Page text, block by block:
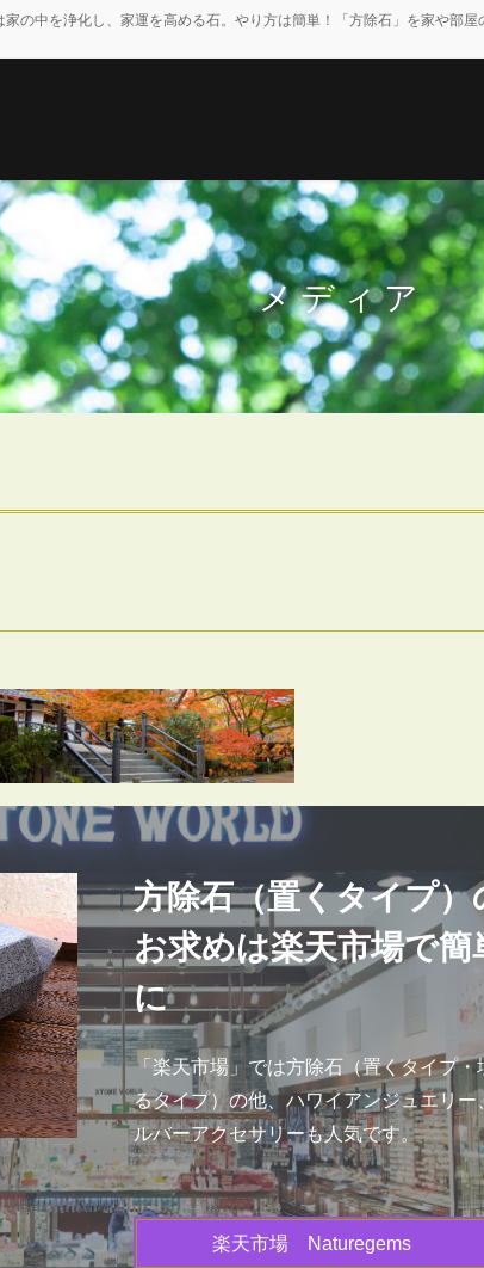
の中を浄化し、家運を高める石。やり方は簡単！「方除石」を家や部
メディア
方除石（置くタイプ）
お求めは楽天市場で簡
に
「楽天市場」では方除石（置くタイプ・
るタイプ）の他、ハワイアンジュエリー
ルバーアクセサリーも人気です。
楽天市場 Naturegems